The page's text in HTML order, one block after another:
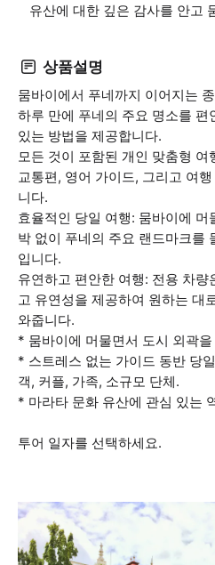
유산에 대한 깊은 감사를 안고
상품설명
뭄바이에서 푸네까지 이어지는
하루 만에 푸네의 주요 명소를 편
있는 방법을 제공합니다.
모든 것이 포함된 개인 맞춤형 여
교통편, 영어 가이드, 그리고 여
니다.
효율적인 당일 여행: 뭄바이에
박 없이 푸네의 주요 랜드마크를
입니다.
유연하고 편안한 여행: 전용 차량
고 유연성을 제공하여 원하는 대
와줍니다.
* 뭄바이에 머물면서 도시 외곽
* 스트레스 없는 가이드 동반 당
객, 커플, 가족, 소규모 단체.
* 마라타 문화 유산에 관심 있는
투어 일자를 선택하세요.